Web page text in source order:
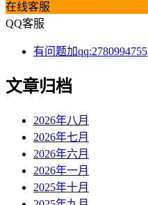
在线客服
QQ客服
有问题加qq:2780994755
文章归档
2026年八月
2026年七月
2026年六月
2026年一月
2025年十月